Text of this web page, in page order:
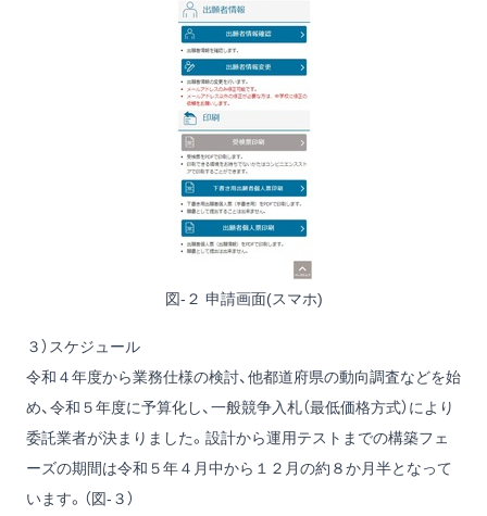
図-２ 申請画面(スマホ)
３）スケジュール
令和４年度から業務仕様の検討、他都道府県の動向調査などを始
め、令和５年度に予算化し、一般競争入札（最低価格方式）により
委託業者が決まりました。設計から運用テストまでの構築フェ
ーズの期間は令和５年４月中から１２月の約８か月半となって
います。（図-３）